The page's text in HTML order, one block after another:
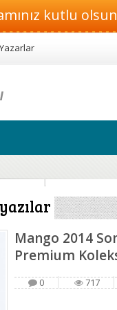
kutlu
Yazarlar
Mango 2014
Premium
0 717